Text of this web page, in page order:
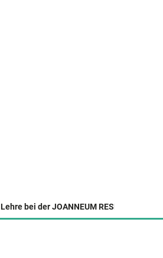
Lehre bei der JOANNEUM RESEARCH